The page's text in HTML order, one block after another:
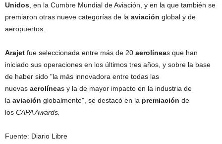
Unidos , en la Cumbre Mundial de Aviación, y en la que también se
premiaron otras nueve categorías de la aviación global y de
aeropuertos.
Arajet fue seleccionada entre más de 20 aerolíneas que han
iniciado sus operaciones en los últimos tres años, y sobre la base
de haber sido "la más innovadora entre todas las
nuevas aerolíneas y la de mayor impacto en la industria de
la aviación globalmente", se destacó en la premiación de
los CAPA Awards.
Fuente: Diario Libre